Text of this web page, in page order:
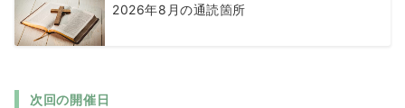
2026年8月の通読箇所
次回の開催日